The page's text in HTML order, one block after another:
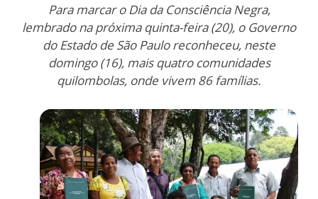
Para marcar o Dia da Consciência Negra,
lembrado na próxima quinta-feira (20), o Governo
do Estado de São Paulo reconheceu, neste
domingo (16), mais quatro comunidades
quilombolas, onde vivem 86 famílias.